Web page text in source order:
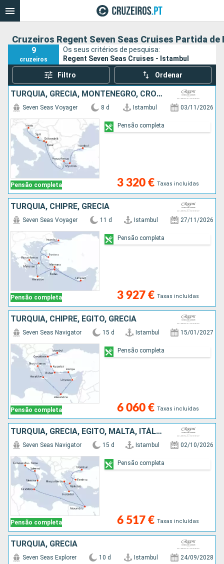
Cruzeiros Regent Seven Seas Cruises Partida de
9
cruzeiros
Os seus critérios de pesquisa:
Regent Seven Seas Cruises - Istambul
Filtro Ordenar
TURQUIA, GRÉCIA, MONTENEGRO, CROÁCIA, ITÁLIA
Pensão completa
Seven Seas Voyager 8 d Istambul 03/11/2026
3 320 € Taxas incluídas
Pensão completa
TURQUIA, CHIPRE, GRÉCIA
Pensão completa
Seven Seas Voyager 11 d Istambul 27/11/2026
3 927 € Taxas incluídas
Pensão completa
TURQUIA, CHIPRE, EGITO, GRÉCIA
Pensão completa
Seven Seas Navigator 15 d Istambul 15/01/2027
6 060 € Taxas incluídas
Pensão completa
TURQUIA, GRÉCIA, EGITO, MALTA, ITÁLIA
Pensão completa
Seven Seas Navigator 15 d Istambul 02/10/2026
6 517 € Taxas incluídas
Pensão completa
TURQUIA, GRÉCIA
Seven Seas Explorer 10 d Istambul 24/09/2028